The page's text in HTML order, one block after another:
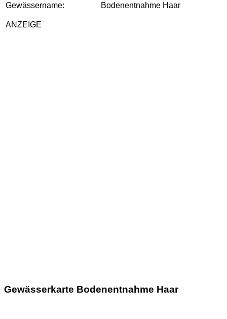
Gewässername:
Bodenentnahme Haar
ANZEIGE
Gewässerkarte Bodenentnahme Haar